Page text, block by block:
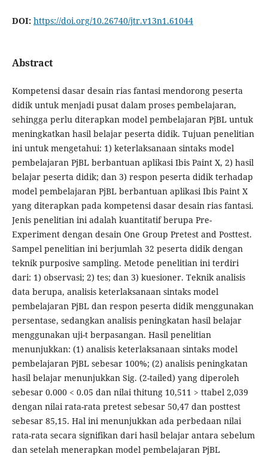
DOI: https://doi.org/10.26740/jtr.v13n1.61044
Abstract
Kompetensi dasar desain rias fantasi mendorong peserta
didik untuk menjadi pusat dalam proses pembelajaran,
sehingga perlu diterapkan model pembelajaran PjBL untuk
meningkatkan hasil belajar peserta didik. Tujuan penelitian
ini untuk mengetahui: 1) keterlaksanaan sintaks model
pembelajaran PjBL berbantuan aplikasi Ibis Paint X, 2) hasil
belajar peserta didik; dan 3) respon peserta didik terhadap
model pembelajaran PjBL berbantuan aplikasi Ibis Paint X
yang diterapkan pada kompetensi dasar desain rias fantasi.
Jenis penelitian ini adalah kuantitatif berupa Pre-
Experiment dengan desain One Group Pretest and Posttest.
Sampel penelitian ini berjumlah 32 peserta didik dengan
teknik purposive sampling. Metode penelitian ini terdiri
dari: 1) observasi; 2) tes; dan 3) kuesioner. Teknik analisis
data berupa, analisis keterlaksanaan sintaks model
pembelajaran PjBL dan respon peserta didik menggunakan
persentase, sedangkan analisis peningkatan hasil belajar
menggunakan uji-t berpasangan. Hasil penelitian
menunjukkan: (1) analisis keterlaksanaan sintaks model
pembelajaran PjBL sebesar 100%; (2) analisis peningkatan
hasil belajar menunjukkan Sig. (2-tailed) yang diperoleh
sebesar 0.000 < 0.05 dan nilai thitung 10,511 > ttabel 2,039
dengan nilai rata-rata pretest sebesar 50,47 dan posttest
sebesar 85,15. Hal ini menunjukkan ada perbedaan nilai
rata-rata secara signifikan dari hasil belajar antara sebelum
dan setelah menerapkan model pembelajaran PjBL